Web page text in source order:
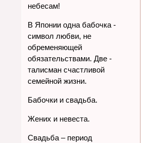
небесам!
В Японии одна бабочка -
символ любви, не
обременяющей
обязательствами. Две -
талисман счастливой
семейной жизни.
Бабочки и свадьба.
Жених и невеста.
Свадьба – период